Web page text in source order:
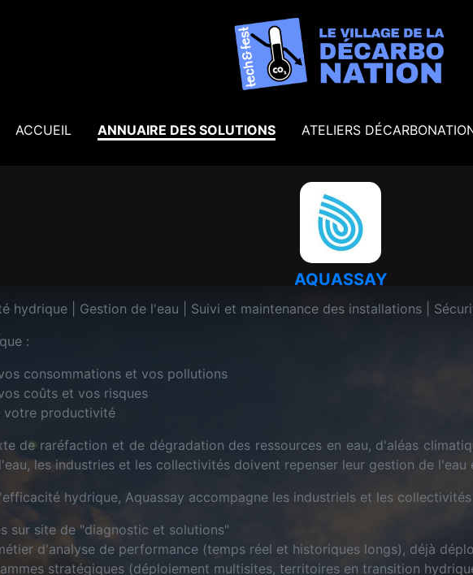
ACCUEIL ANNUAIRE DES SOLUTIONS ATELIERS
AQUASSAY
hydrique | Gestion de l'eau | Suivi et maintenance des installations |
:
consommations et vos pollutions
coûts et vos risques
votre productivité
de raréfaction et de dégradation des ressources en eau, d'aléas
les industries et les collectivités doivent repenser leur gestion de l'eau
hydrique, Aquassay accompagne les industriels et les
sur site de "diagnostic et solutions"
d'analyse de performance (temps réel et historiques longs), déjà
stratégiques (déploiement multisites, territoires en transition